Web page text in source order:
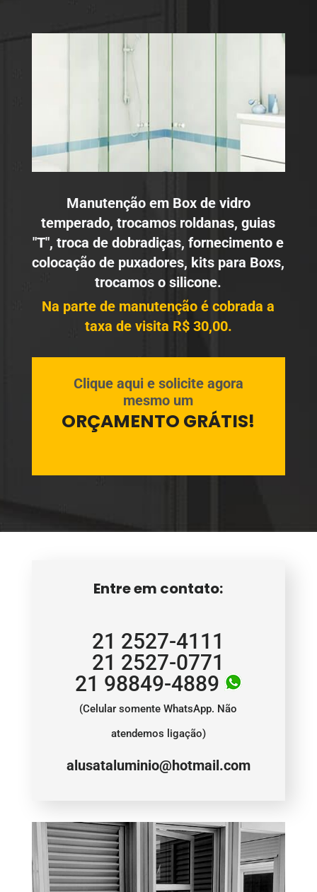
Manutenção em Box de vidro
temperado, trocamos roldanas, guias
"T", troca de dobradiças, fornecimento e
colocação de puxadores, kits para Boxs,
trocamos o silicone.
Na parte de manutenção é cobrada a
taxa de visita R$ 30,00.
Clique aqui e solicite agora
mesmo um
ORÇAMENTO GRÁTIS!
Entre em contato:
21 2527-4111
21 2527-0771
21 98849-4889
(Celular somente WhatsApp. Não
atendemos ligação)
alusataluminio@hotmail.com